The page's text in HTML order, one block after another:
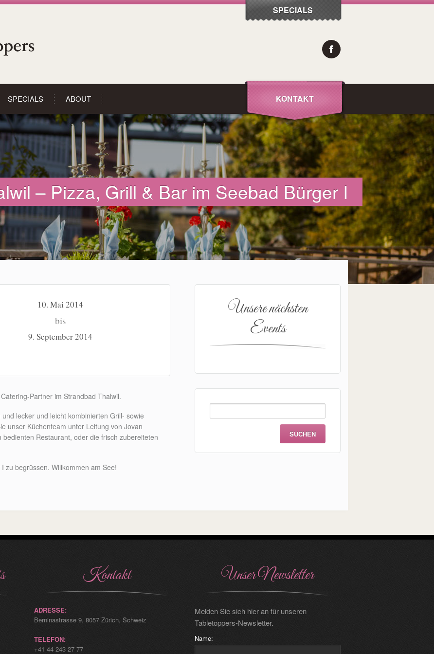
SPECIALS
SPECIALS ABOUT KONTAKT
– Pizza, Grill & Bar im Seebad Bürger I
10. Mai 2014
bis
9. September 2014
Partner im Strandbad Thalwil.
lecker und leicht kombinierten Grill- sowie
unser Küchenteam unter Leitung von Jovan
Restaurant, oder die frisch zubereiteten
zu begrüssen. Willkommen am See!
Unsere nächsten
Events
Suchen
nach:
Kontakt
ADRESSE:
Berninastrasse 9, 8057 Zürich, Schweiz
TELEFON:
+41 44 243 27 77
Unser Newsletter
Melden Sie sich hier an für unseren
Tabletoppers-Newsletter.
Name: